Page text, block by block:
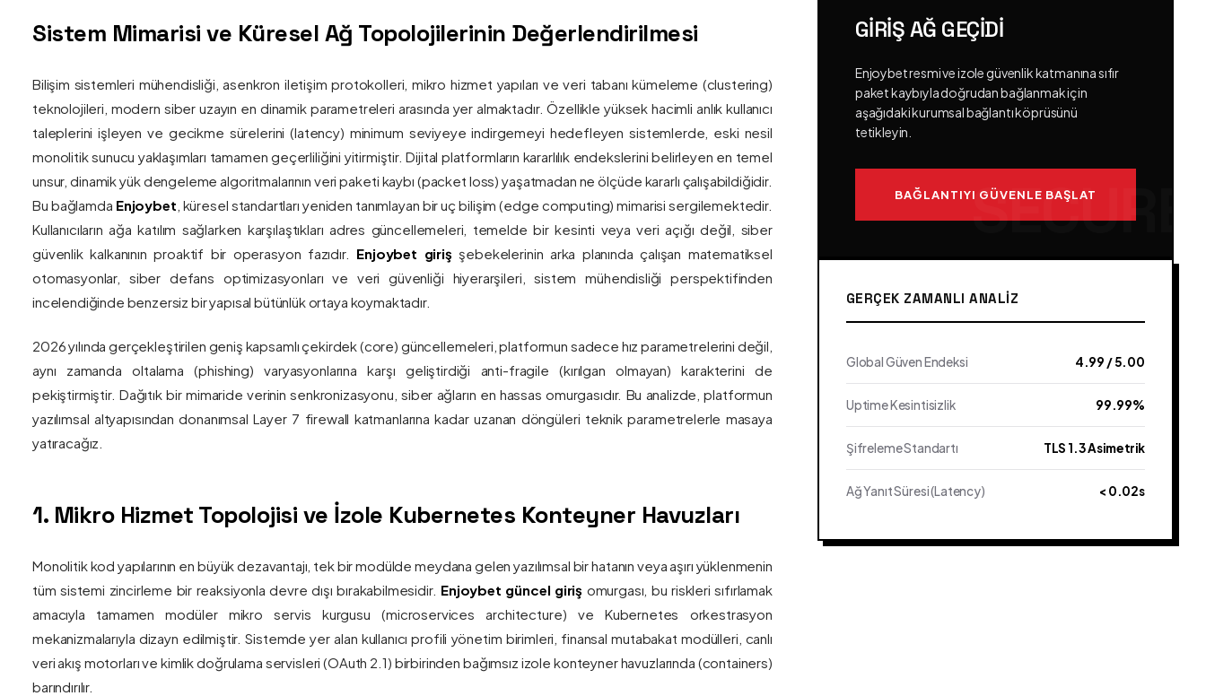
Sistem Mimarisi ve Küresel Ağ Topolojilerinin Değerlendirilmesi
Bilişim sistemleri mühendisliği, asenkron iletişim protokolleri, mikro hizmet yapıları ve veri tabanı kümeleme (clustering)
teknolojileri, modern siber uzayın en dinamik parametreleri arasında yer almaktadır. Özellikle yüksek hacimli anlık kullanıcı
taleplerini işleyen ve gecikme sürelerini (latency) minimum seviyeye indirgemeyi hedefleyen sistemlerde, eski nesil
monolitik sunucu yaklaşımları tamamen geçerliliğini yitirmiştir. Dijital platformların kararlılık endekslerini belirleyen en temel
unsur, dinamik yük dengeleme algoritmalarının veri paketi kaybı (packet loss) yaşatmadan ne ölçüde kararlı çalışabildiğidir.
Bu bağlamda Enjoybet , küresel standartları yeniden tanımlayan bir uç bilişim (edge computing) mimarisi sergilemektedir.
Kullanıcıların ağa katılım sağlarken karşılaştıkları adres güncellemeleri, temelde bir kesinti veya veri açığı değil, siber
güvenlik kalkanının proaktif bir operasyon fazıdır. Enjoybet giriş şebekelerinin arka planında çalışan matematiksel
otomasyonlar, siber defans optimizasyonları ve veri güvenliği hiyerarşileri, sistem mühendisliği perspektifinden
incelendiğinde benzersiz bir yapısal bütünlük ortaya koymaktadır.
2026 yılında gerçekleştirilen geniş kapsamlı çekirdek (core) güncellemeleri, platformun sadece hız parametrelerini değil,
aynı zamanda oltalama (phishing) varyasyonlarına karşı geliştirdiği anti-fragile (kırılgan olmayan) karakterini de
pekiştirmiştir. Dağıtık bir mimaride verinin senkronizasyonu, siber ağların en hassas omurgasıdır. Bu analizde, platformun
yazılımsal altyapısından donanımsal Layer 7 firewall katmanlarına kadar uzanan döngüleri teknik parametrelerle masaya
yatıracağız.
1. Mikro Hizmet Topolojisi ve İzole Kubernetes Konteyner Havuzları
Monolitik kod yapılarının en büyük dezavantajı, tek bir modülde meydana gelen yazılımsal bir hatanın veya aşırı yüklenmenin
tüm sistemi zincirleme bir reaksiyonla devre dışı bırakabilmesidir. Enjoybet güncel giriş omurgası, bu riskleri sıfırlamak
amacıyla tamamen modüler mikro servis kurgusu (microservices architecture) ve Kubernetes orkestrasyon
mekanizmalarıyla dizayn edilmiştir. Sistemde yer alan kullanıcı profili yönetim birimleri, finansal mutabakat modülleri, canlı
veri akış motorları ve kimlik doğrulama servisleri (OAuth 2.1) birbirinden bağımsız izole konteyner havuzlarında (containers)
barındırılır.
GIRIŞ AĞ GEÇIDI
Enjoybet resmi ve izole güvenlik katmanına sıfır
paket kaybıyla doğrudan bağlanmak için
aşağıdaki kurumsal bağlantı köprüsünü
tetikleyin.
BAĞLANTIYI GÜVENLE BAŞLAT
GERÇEK ZAMANLI ANALIZ
Global Güven Endeksi 4.99 / 5.00
Uptime Kesintisizlik 99.99%
Şifreleme Standartı TLS 1.3 Asimetrik
Ağ Yanıt Süresi (Latency) < 0.02s